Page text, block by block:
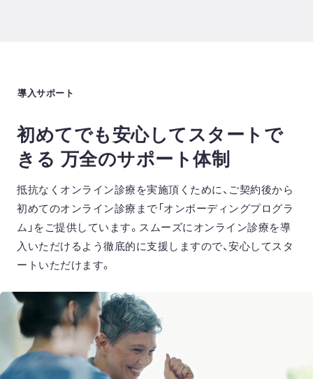
⁨⁩導入サポート
初めてでも安心してスタートで
きる 万全のサポート体制
抵抗なくオンライン診療を実施頂くために、ご契約後から
初めてのオンライン診療まで「オンボーディングプログラ
ム」をご提供しています。スムーズにオンライン診療を導
入いただけるよう徹底的に支援しますので、安心してスタ
ートいただけます。